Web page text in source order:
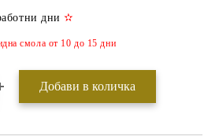
дни✫
смола от 10 до 15 дни